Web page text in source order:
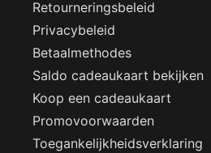
Retourneringsbeleid
Privacybeleid
Betaalmethodes
Saldo cadeaukaart bekijken
Koop een cadeaukaart
Promovoorwaarden
Toegankelijkheidsverklaring